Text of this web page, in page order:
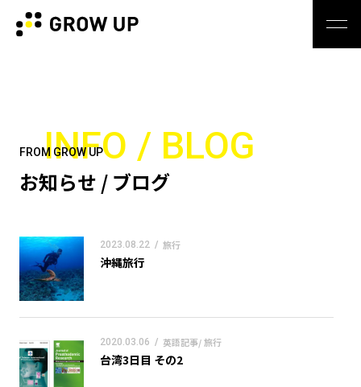
お知らせ / ブログ
FROM GROW UP
INFO / BLOG
2023.08.22 / 旅行
沖縄旅行
2020.03.06 / 英語記事/ 旅行
台湾3日目 その2